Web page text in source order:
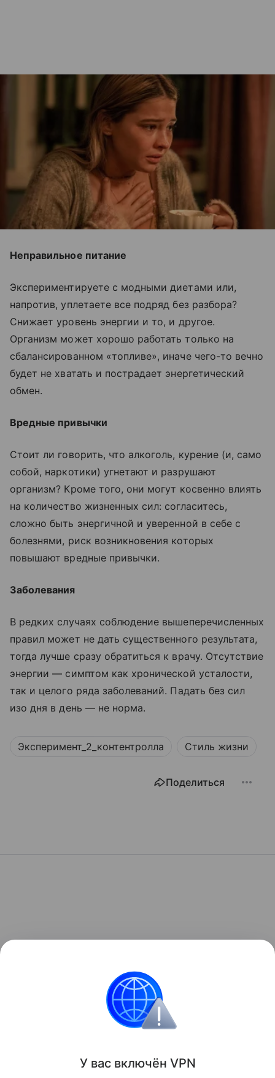
Неправильное питание
Экспериментируете с модными диетами или,
напротив, уплетаете все подряд без разбора?
Снижает уровень энергии и то, и другое.
Организм может хорошо работать только на
сбалансированном «топливе», иначе чего-то вечно
будет не хватать и пострадает энергетический
обмен.
Вредные привычки
Стоит ли говорить, что алкоголь, курение (и, само
собой, наркотики) угнетают и разрушают
организм? Кроме того, они могут косвенно влиять
на количество жизненных сил: согласитесь,
сложно быть энергичной и уверенной в себе с
болезнями, риск возникновения которых
повышают вредные привычки.
Заболевания
В редких случаях соблюдение вышеперечисленных
правил может не дать существенного результата,
тогда лучше сразу обратиться к врачу. Отсутствие
энергии — симптом как хронической усталости,
так и целого ряда заболеваний. Падать без сил
изо дня в день — не норма.
Эксперимент_2_контентролла Стиль жизни
Поделиться
У вас включён VPN